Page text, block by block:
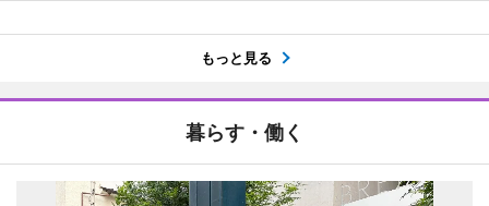
もっと見る
暮らす・働く